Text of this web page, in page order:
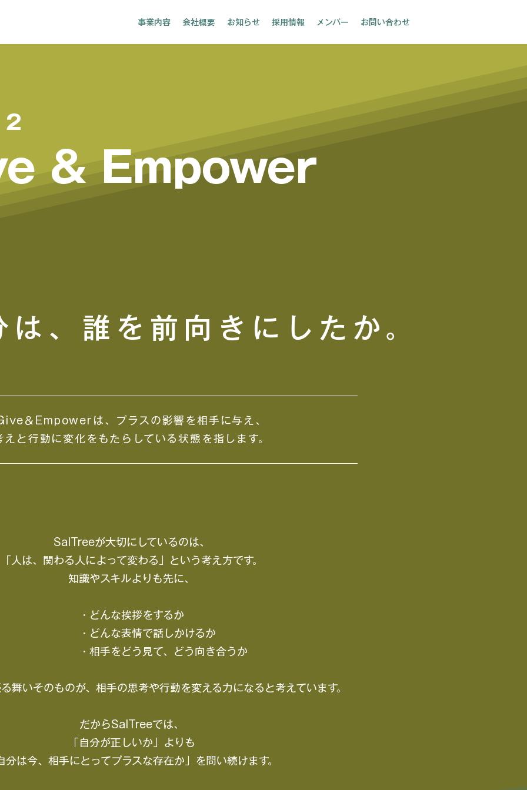
事業内容 会社概要 お知らせ 採用情報 メンバー お問い合わせ
2
& Empower
は、誰を前向きにしたか。
＆Empowerは、プラスの影響を相手に与え、
えと行動に変化をもたらしている状態を指します。
SalTreeが大切にしているのは、
「人は、関わる人によって変わる」という考え方です。
知識やスキルよりも先に、
・どんな挨拶をするか
・どんな表情で話しかけるか
・相手をどう見て、どう向き合うか
舞いそのものが、相手の思考や行動を変える力になると考えています。
だからSalTreeでは、
「自分が正しいか」よりも
分は今、相手にとってプラスな存在か」を問い続けます。